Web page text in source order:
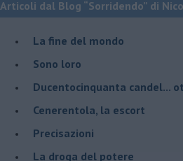
Articoli dal Blog “Sorridendo” di
La fine del mondo
Sono loro
Ducentocinquanta candel...
Cenerentola, la escort
Precisazioni
La droga del potere